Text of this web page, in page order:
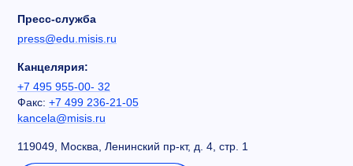
Пресс-служба
press@edu.misis.ru
Канцелярия:
+7 495 955-00- 32
Факс: +7 499 236-21-05
kancela@misis.ru
119049, Москва, Ленинский пр-кт, д. 4, стр. 1